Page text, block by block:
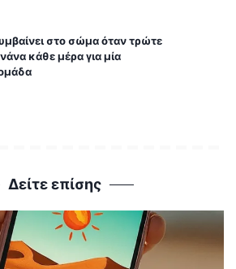
στο σώμα όταν τρώτε
κάθε μέρα για μία
Δείτε επίσης